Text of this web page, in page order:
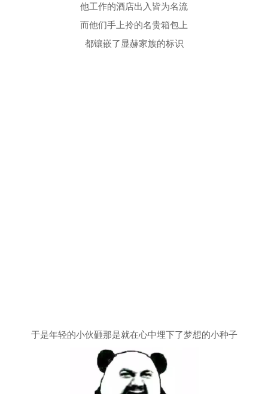
他工作的酒店出入皆为名流
而他们手上拎的名贵箱包上
都镶嵌了显赫家族的标识
于是年轻的小伙砸那是就在心中埋下了梦想的小种子